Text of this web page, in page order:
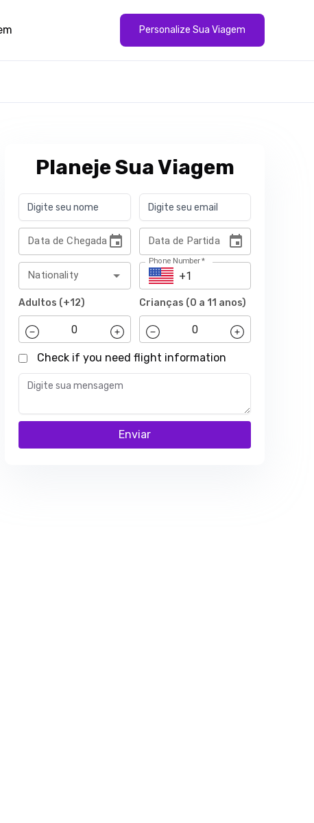
Personalize Sua Viagem
Planeje Sua Viagem
Data de Chegada Data de Partida
Nationality
Phone Number*
Adultos (+12) Crianças (0 a 11 anos)
Check if you need flight information
Enviar